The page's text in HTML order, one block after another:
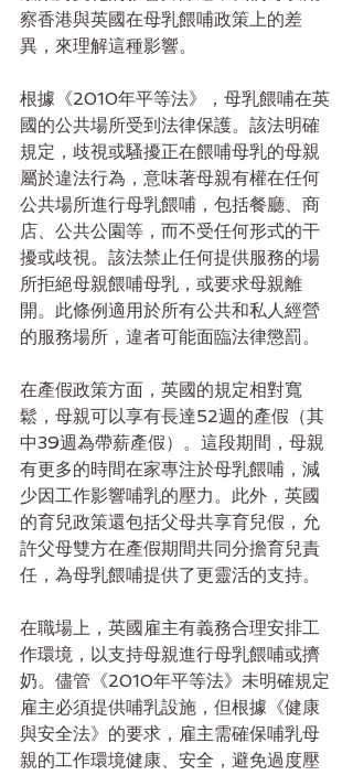
察香港與英國在母乳餵哺政策上的差
異，來理解這種影響。
根據《2010年平等法》，母乳餵哺在英
國的公共場所受到法律保護。該法明確
規定，歧視或騷擾正在餵哺母乳的母親
屬於違法行為，意味著母親有權在任何
公共場所進行母乳餵哺，包括餐廳、商
店、公共公園等，而不受任何形式的干
擾或歧視。該法禁止任何提供服務的場
所拒絕母親餵哺母乳，或要求母親離
開。此條例適用於所有公共和私人經營
的服務場所，違者可能面臨法律懲罰。
在產假政策方面，英國的規定相對寬
鬆，母親可以享有長達52週的產假（其
中39週為帶薪產假）。這段期間，母親
有更多的時間在家專注於母乳餵哺，減
少因工作影響哺乳的壓力。此外，英國
的育兒政策還包括父母共享育兒假，允
許父母雙方在產假期間共同分擔育兒責
任，為母乳餵哺提供了更靈活的支持。
在職場上，英國雇主有義務合理安排工
作環境，以支持母親進行母乳餵哺或擠
奶。儘管《2010年平等法》未明確規定
雇主必須提供哺乳設施，但根據《健康
與安全法》的要求，雇主需確保哺乳母
親的工作環境健康、安全，避免過度壓